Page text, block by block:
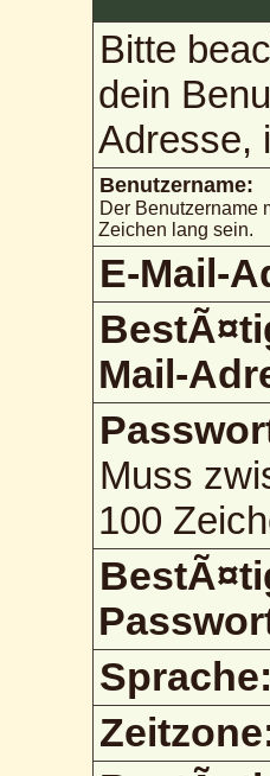
Bitte
dein
Adresse,
Benutzername:
Der Benutzername
Zeichen lang sein.
E-Mail-
Mail-
Muss
100
Sprache: